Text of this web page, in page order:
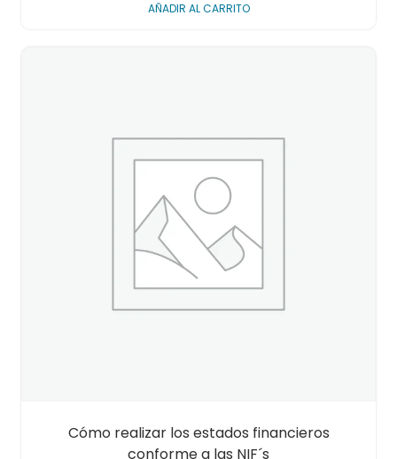
AÑADIR AL CARRITO
Cómo realizar los estados financieros
conforme a las NIF´s